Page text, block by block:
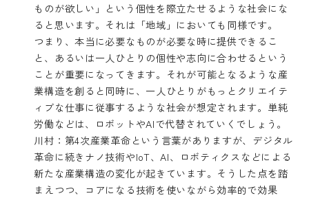
ものが欲しい」という個性を際立たせるような社会にな
ると思います。それは「地域」においても同様です。
つまり、本当に必要なものが必要な時に提供できるこ
と、あるいは一人ひとりの個性や志向に合わせるという
ことが重要になってきます。それが可能となるような産
業構造を創ると同時に、一人ひとりがもっとクリエイテ
ィブな仕事に従事するような社会が想定されます。単純
労働などは、ロボットやAIで代替されていくでしょう。
川村：第4次産業革命という言葉がありますが、デジタル
革命に続きナノ技術やIoT、AI、ロボティクスなどによる
新たな産業構造の変化が起きています。そうした点を踏
まえつつ、コアになる技術を使いながら効率的で効果